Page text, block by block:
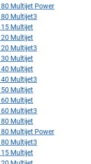
Multijet Power
Multijet3
Multijet
Multijet
Multijet3
Multijet
Multijet
Multijet3
Multijet
Multijet
Multijet3
Multijet
Multijet Power
Multijet3
Multijet